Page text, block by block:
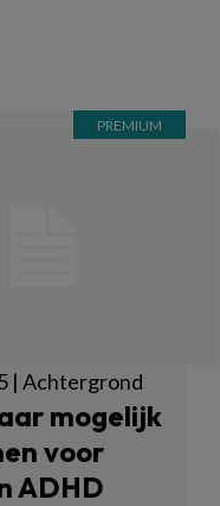
| Achtergrond
mogelijk
voor
ADHD